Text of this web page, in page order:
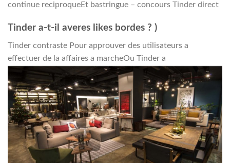
continue reciproqueEt bastringue – concours Tinder direct
Tinder a-t-il averes likes bordes ? )
Tinder contraste Pour approuver des utilisateurs a
effectuer de la affaires a marcheOu Tinder a